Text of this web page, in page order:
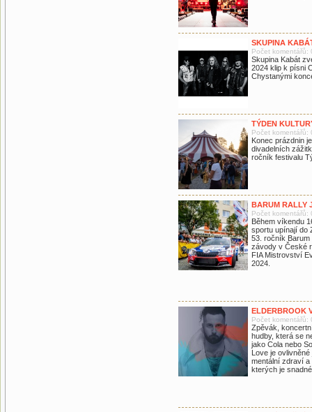
SKUPINA
Počet komentářů:
Skupina Kabát
2024 klip k písni
Chystanými
TÝDEN
Počet komentářů:
Konec prázdnin
divadelních
ročník festivalu
BARUM RALLY
Počet komentářů:
Během víkendu
sportu upínají do
53. ročník Barum
závody v České
FIA Mistrovství
2024.
ELDERBROOK
Počet komentářů:
Zpěvák,
hudby, která se
jako Cola nebo
Love je
mentální zdraví a
kterých je